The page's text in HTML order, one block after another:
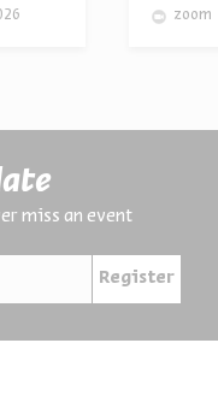
zoom
miss an event
Register